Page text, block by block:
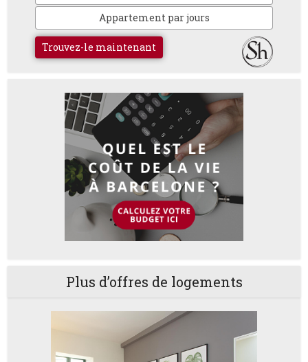
Appartement par jours
Trouvez-le maintenant
Plus d’offres de logements